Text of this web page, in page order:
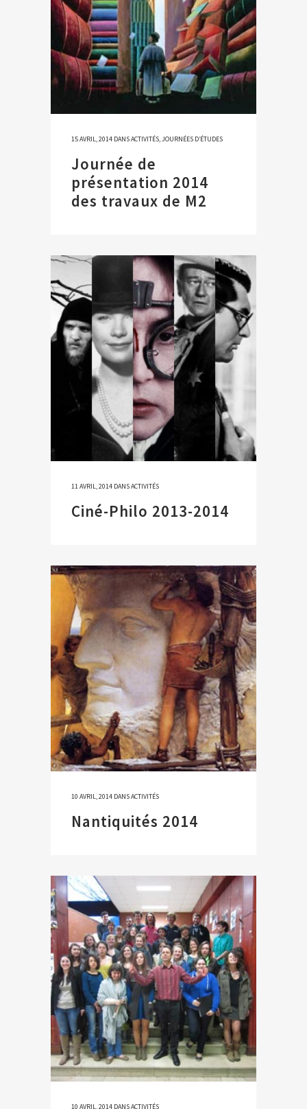
15 AVRIL, 2014 DANSACTIVITÉS,JOURNÉES D’ÉTUDES
Journée de
présentation 2014
des travaux de M2
11 AVRIL, 2014 DANSACTIVITÉS
Ciné-Philo 2013-2014
10 AVRIL, 2014 DANSACTIVITÉS
Nantiquités 2014
10 AVRIL, 2014 DANSACTIVITÉS